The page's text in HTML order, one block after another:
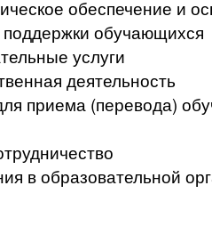
обеспечение и
обучающихся
услуги
деятельность
приема (перевода)
в образовательной